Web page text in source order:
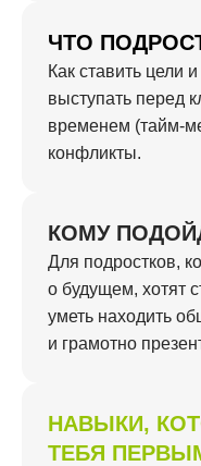
ЧТО
Как ставить цели
выступать перед
временем (тайм-
конфликты.
КОМУ
Для подростков,
о будущем, хотят
уметь находить
и грамотно
НАВЫКИ,
ТЕБЯ